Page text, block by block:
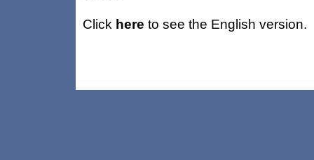
Click here to see the English version.